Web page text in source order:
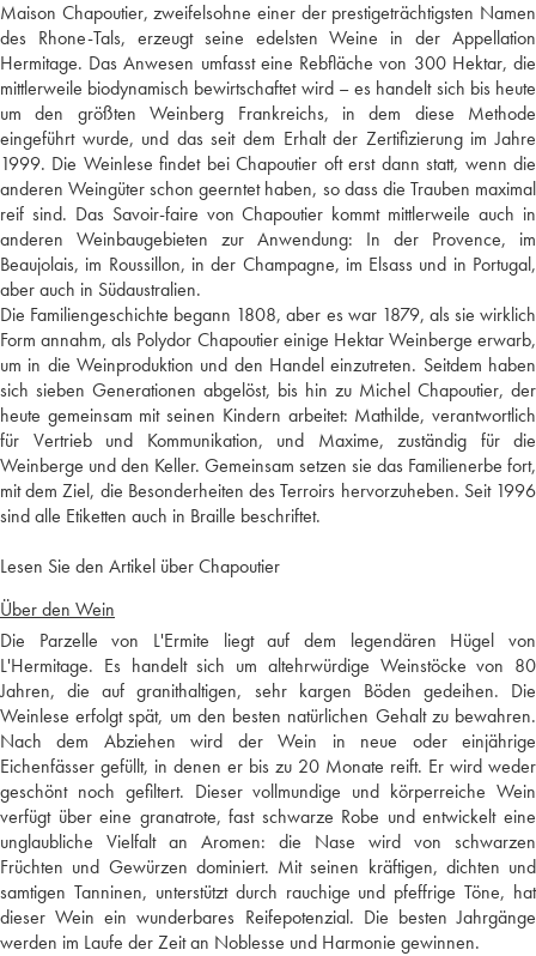
Maison Chapoutier, zweifelsohne einer der prestigeträchtigsten Namen
des Rhone-Tals, erzeugt seine edelsten Weine in der Appellation
Hermitage. Das Anwesen umfasst eine Rebfläche von 300 Hektar, die
mittlerweile biodynamisch bewirtschaftet wird – es handelt sich bis heute
um den größten Weinberg Frankreichs, in dem diese Methode
eingeführt wurde, und das seit dem Erhalt der Zertifizierung im Jahre
1999. Die Weinlese findet bei Chapoutier oft erst dann statt, wenn die
anderen Weingüter schon geerntet haben, so dass die Trauben maximal
reif sind. Das Savoir-faire von Chapoutier kommt mittlerweile auch in
anderen Weinbaugebieten zur Anwendung: In der Provence, im
Beaujolais, im Roussillon, in der Champagne, im Elsass und in Portugal,
aber auch in Südaustralien.
Die Familiengeschichte begann 1808, aber es war 1879, als sie wirklich
Form annahm, als Polydor Chapoutier einige Hektar Weinberge erwarb,
um in die Weinproduktion und den Handel einzutreten. Seitdem haben
sich sieben Generationen abgelöst, bis hin zu Michel Chapoutier, der
heute gemeinsam mit seinen Kindern arbeitet: Mathilde, verantwortlich
für Vertrieb und Kommunikation, und Maxime, zuständig für die
Weinberge und den Keller. Gemeinsam setzen sie das Familienerbe fort,
mit dem Ziel, die Besonderheiten des Terroirs hervorzuheben. Seit 1996
sind alle Etiketten auch in Braille beschriftet.
Lesen Sie den Artikel über Chapoutier
Über den Wein
Die Parzelle von L'Ermite liegt auf dem legendären Hügel von
L'Hermitage. Es handelt sich um altehrwürdige Weinstöcke von 80
Jahren, die auf granithaltigen, sehr kargen Böden gedeihen. Die
Weinlese erfolgt spät, um den besten natürlichen Gehalt zu bewahren.
Nach dem Abziehen wird der Wein in neue oder einjährige
Eichenfässer gefüllt, in denen er bis zu 20 Monate reift. Er wird weder
geschönt noch gefiltert. Dieser vollmundige und körperreiche Wein
verfügt über eine granatrote, fast schwarze Robe und entwickelt eine
unglaubliche Vielfalt an Aromen: die Nase wird von schwarzen
Früchten und Gewürzen dominiert. Mit seinen kräftigen, dichten und
samtigen Tanninen, unterstützt durch rauchige und pfeffrige Töne, hat
dieser Wein ein wunderbares Reifepotenzial. Die besten Jahrgänge
werden im Laufe der Zeit an Noblesse und Harmonie gewinnen.